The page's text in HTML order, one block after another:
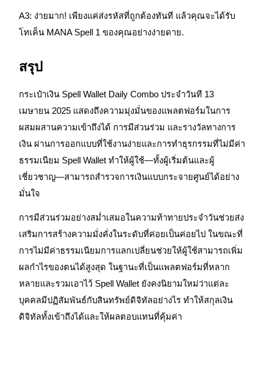
เรียนรู้เกี่ยวกับการสร้างรายได้แบบพาสซีฟ
พันธมิตร Bitrue
พันธมิตร Bitrue
มากถึง 65% คอมมิชชั่น!
A3: ง่ายมาก! เพียงแค่ส่งรหัสที่ถูกต้องทันที แล้วคุณจะได้รับ
โทเค็น MANA Spell 1 ของคุณอย่างง่ายดาย.
สรุป
กระเป๋าเงิน Spell Wallet Daily Combo ประจำวันที 13
เมษายน 2025 แสดงถึงความมุ่งมั่นของแพลตฟอร์มในการ
ผสมผสานความเข้าถึงได้ การมีส่วนร่วม และรางวัลทางการ
เงิน ผ่านการออกแบบที่ใช้งานง่ายและการทำธุรกรรมที่ไม่มีค่า
ธรรมเนียม Spell Wallet ทำให้ผู้ใช้—ทั้งผู้เริ่มต้นและผู้
เชี่ยวชาญ—สามารถสำรวจการเงินแบบกระจายศูนย์ได้อย่าง
มั่นใจ
การมีส่วนร่วมอย่างสม่ำเสมอในความท้าทายประจำวันช่วยส่ง
เสริมการสร้างความมั่งคั่งในระดับที่ค่อยเป็นค่อยไป ในขณะที่
การไม่มีค่าธรรมเนียมการแลกเปลี่ยนช่วยให้ผู้ใช้สามารถเพิ่ม
ผลกำไรของตนได้สูงสุด ในฐานะที่เป็นแพลตฟอร์มที่หลาก
หลายและรวมเอาไว้ Spell Wallet ยังคงนิยามใหม่ว่าแต่ละ
บุคคลมีปฏิสัมพันธ์กับสินทรัพย์ดิจิทัลอย่างไร ทำให้สกุลเงิน
ดิจิทัลทั้งเข้าถึงได้และให้ผลตอบแทนที่คุ้มค่า